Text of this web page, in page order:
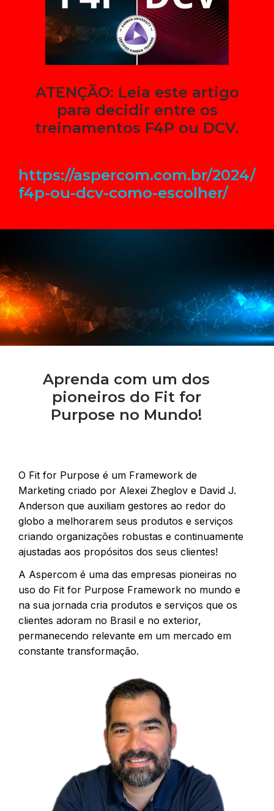
ATENÇÃO: Leia este artigo
para decidir entre os
treinamentos F4P ou DCV.
https://aspercom.com.br/2024/
f4p-ou-dcv-como-escolher/
Aprenda com um dos
pioneiros do Fit for
Purpose no Mundo!
O Fit for Purpose é um Framework de
Marketing criado por Alexei Zheglov e David J.
Anderson que auxiliam gestores ao redor do
globo a melhorarem seus produtos e serviços
criando organizações robustas e continuamente
ajustadas aos propósitos dos seus clientes!
A Aspercom é uma das empresas pioneiras no
uso do Fit for Purpose Framework no mundo e
na sua jornada cria produtos e serviços que os
clientes adoram no Brasil e no exterior,
permanecendo relevante em um mercado em
constante transformação.